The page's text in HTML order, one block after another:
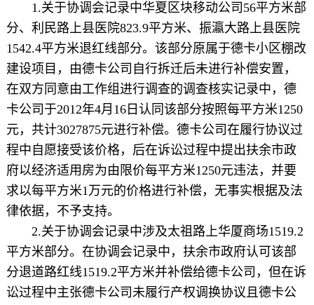
1.关于协调会记录中华夏区块移动公司56平方米部
分、利民路上县医院823.9平方米、振瀛大路上县医院
1542.4平方米退红线部分。该部分原属于德卡小区棚改
建设项目，由德卡公司自行拆迁后未进行补偿安置，
在双方同意由工作组进行调查的调查核实记录中，德
卡公司于2012年4月16日认同该部分按照每平方米1250
元，共计3027875元进行补偿。德卡公司在履行协议过
程中自愿接受该价格，后在诉讼过程中提出扶余市政
府以经济适用房为由限价每平方米1250元违法，并要
求以每平方米1万元的价格进行补偿，无事实根据及法
律依据，不予支持。
2.关于协调会记录中涉及太祖路上华厦商场1519.2
平方米部分。在协调会记录中，扶余市政府认可该部
分退道路红线1519.2平方米并补偿给德卡公司，但在诉
讼过程中主张德卡公司未履行产权调换协议且德卡公